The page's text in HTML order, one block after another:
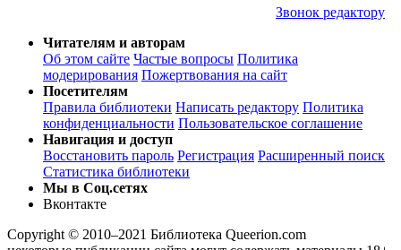
Звонок редактору
Читателям и авторам
Об этом сайте Частые вопросы Политика
модерирования Пожертвования на сайт
Посетителям
Правила библиотеки Написать редактору Политика
конфиденциальности Пользовательское соглашение
Навигация и доступ
Восстановить пароль Регистрация Расширенный поиск
Статистика библиотеки
Мы в Соц.сетях
Вконтакте
Copyright © 2010–2021 Библиотека Queerion.com